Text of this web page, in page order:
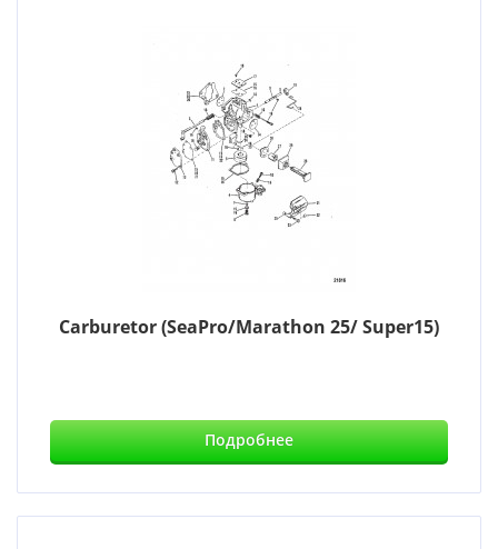
Carburetor (SeaPro/Marathon 25/ Super15)
Подробнее